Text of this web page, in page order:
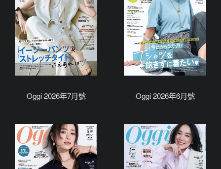
Oggi 2026年7月號 Oggi 2026年6月號